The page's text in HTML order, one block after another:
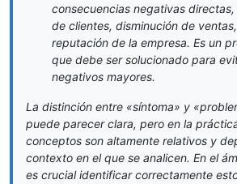
consecuencias negativas
de clientes, disminución de
reputación de la empresa. Es un
que debe ser solucionado para
negativos mayores.
La distinción entre «síntoma» y
puede parecer clara, pero en la
conceptos son altamente relativos y
contexto en el que se analicen. En el
es crucial identificar correctamente